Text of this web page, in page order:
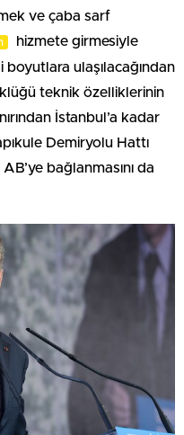
ve çaba sarf
hizmete girmesiyle
ulaşılacağından
teknik özelliklerinin
İstanbul’a kadar
Demiryolu Hattı
bağlanmasını da